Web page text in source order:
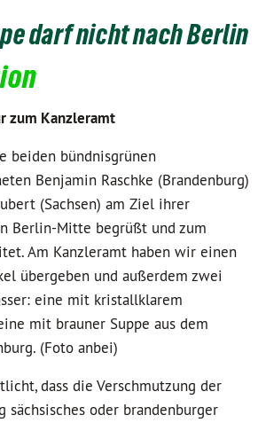
darf nicht nach Berlin
zum Kanzleramt
beiden bündnisgrünen
Benjamin Raschke (Brandenburg)
(Sachsen) am Ziel ihrer
Berlin-Mitte begrüßt und zum
Am Kanzleramt haben wir einen
übergeben und außerdem zwei
eine mit kristallklarem
mit brauner Suppe aus dem
(Foto anbei)
dass die Verschmutzung der
sächsisches oder brandenburger